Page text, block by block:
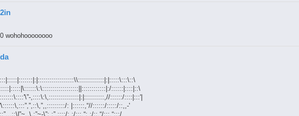
wohohoooooooo
::::::|::::|::\
,::::\:\,:::::::::::::::|:|::::::::::,//::::::/::::|:::'|
: |::::::,“//::::::/:::::/::,,-'
\”: :”,::::/: :/:::,“: :/::,“/:::,“:::/